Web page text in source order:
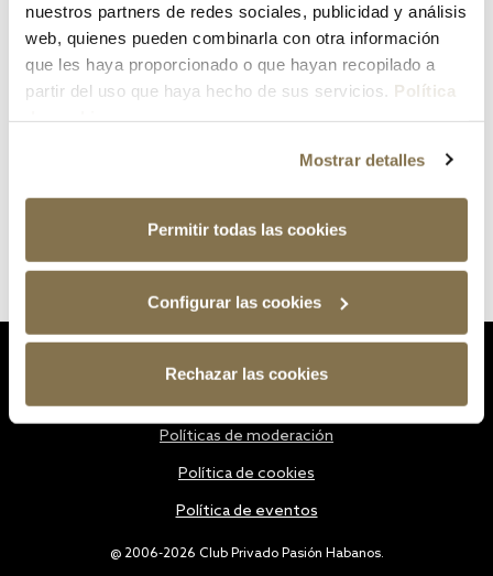
nuestros partners de redes sociales, publicidad y análisis
web, quienes pueden combinarla con otra información
que les haya proporcionado o que hayan recopilado a
partir del uso que haya hecho de sus servicios. Política
Mostrar detalles
Permitir todas las cookies
Configurar las cookies
Rechazar las cookies
¿Has olvidado tu contraseña?
@ 2006-2026 Club Privado Pasión Habanos.
Políticas de moderación
Política de cookies
Política de eventos